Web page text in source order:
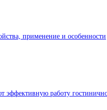
применение и особенности
эффективную работу